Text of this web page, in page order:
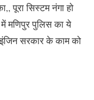
पूरा सिस्टम नंगा हो
में मणिपुर पुलिस का ये
सरकार के काम को